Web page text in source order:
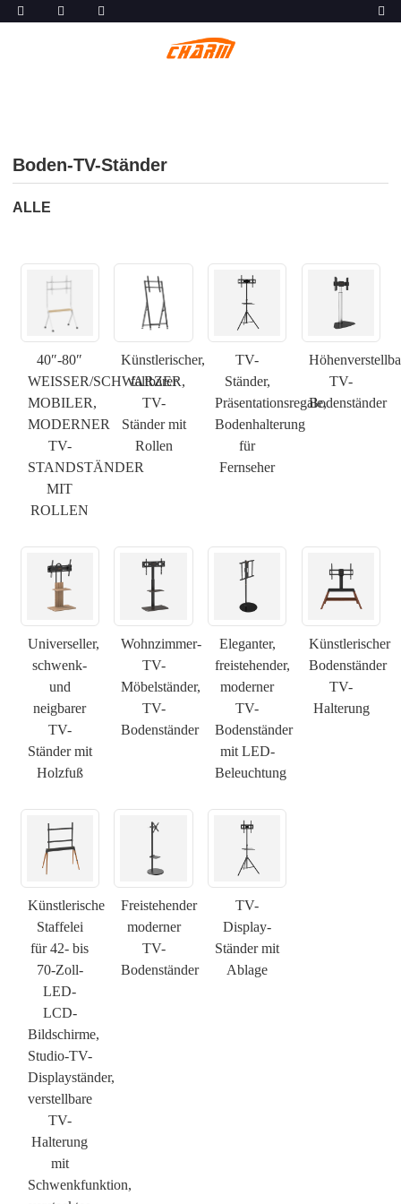
Boden-TV-Ständer
ALLE
40″-80″
WEISSER/SCHWARZER,
MOBILER,
MODERNER
TV-
STANDSTÄNDER
MIT
ROLLEN
Künstlerischer,
faltbarer
TV-
Ständer mit
Rollen
TV-
Ständer,
Präsentationsregale,
Bodenhalterung
für
Fernseher
TV-
Bodenständer
Universeller,
schwenk-
und
neigbarer
TV-
Ständer mit
Holzfuß
Wohnzimmer-
TV-
Möbelständer,
TV-
Bodenständer
Eleganter,
freistehender,
moderner
TV-
Bodenständer
mit LED-
Beleuchtung
Künstlerischer
Bodenständer
TV-
Halterung
Künstlerische
Staffelei
für 42- bis
70-Zoll-
LED-
LCD-
Bildschirme,
Studio-TV-
Displayständer,
verstellbare
TV-
Halterung
mit
Schwenkfunktion,
Freistehender
moderner
TV-
Bodenständer
TV-
Display-
Ständer mit
Ablage
WÄHLE DEINE EIGENE IDENTITÄT
Ich bin
BESTÄTIGEN SIE IHRE IDENTITÄT
Bitte geben Sie unten Ihre aktuelle geschäftliche E-Mail-
ANFRAGE EINREICHEN